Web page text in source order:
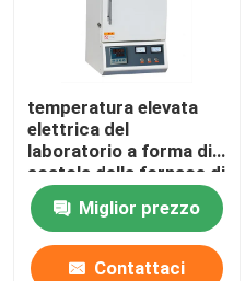
fornace del
Forno di ricottura
Forno di sollevamento
fornace del carrello
temperatura elevata
elettrica del
laboratorio a forma di
scatola della fornace di
trattamento termico
1200C con il cavo di
resistenza
Miglior prezzo
Contattaci